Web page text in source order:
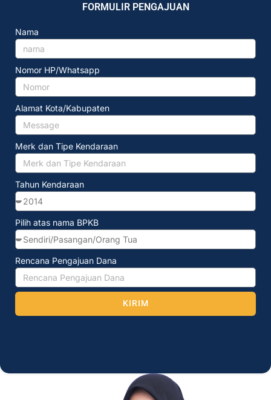
FORMULIR PENGAJUAN
Nama
Nomor HP/Whatsapp
Alamat Kota/Kabupaten
Merk dan Tipe Kendaraan
Tahun Kendaraan
Pilih atas nama BPKB
Rencana Pengajuan Dana
KIRIM